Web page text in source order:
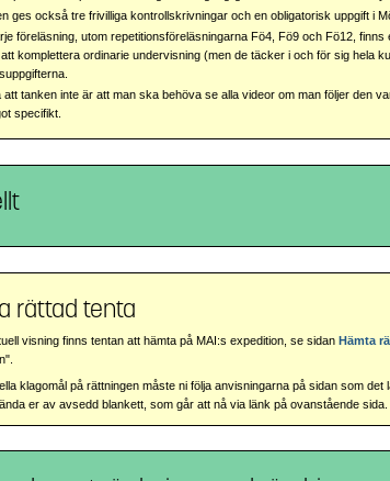
ges också tre frivilliga kontrollskrivningar och en obligatorisk uppgift i
föreläsning, utom repetitionsföreläsningarna Fö4, Fö9 och Fö12,
komplettera ordinarie undervisning (men de täcker i och för sig hela
att tanken inte är att man ska behöva se alla videor om man följer den
specifikt.
rättad tenta
visning finns tentan att hämta på MAI:s expedition, se sidanHämta
klagomål på rättningen måste ni följa anvisningarna på sidan som
er av avsedd blankett, som går att nå via länk på ovanstående sida.